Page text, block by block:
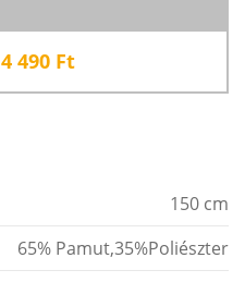
4 490 Ft
150 cm
65% Pamut,35%Poliészter